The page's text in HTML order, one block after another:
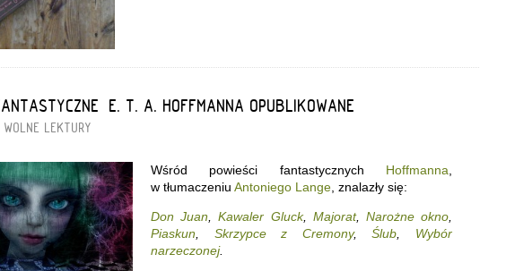
E. T. A. HOFFMANNA OPUBLIKOWANE
WOLNE LEKTURY
Wśród powieści fantastycznych Hoffmanna
w tłumaczeniu Antoniego Lange , znalazły się:
Don Juan ,Kawaler Gluck, Majorat, Narożne okno
Piaskun
Skrzypce z Cremony,Ślub
Wybór
narzeczonej.